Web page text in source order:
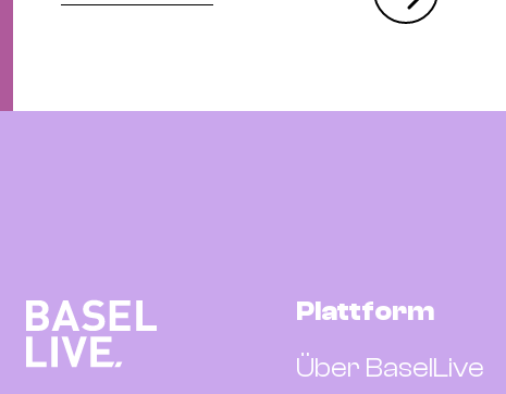
Plattform
Über BaselLive